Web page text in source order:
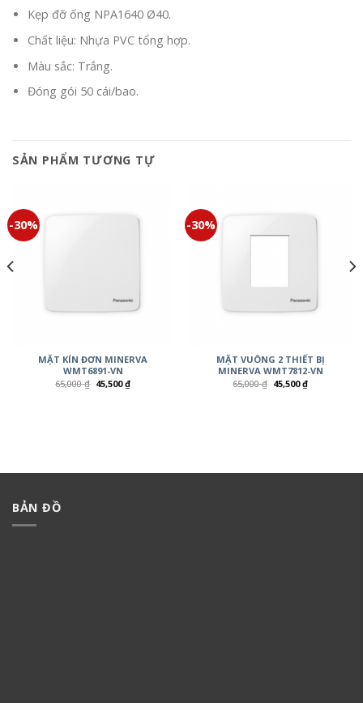
Kẹp đỡ ống NPA1640 Ø40.
Chất liệu: Nhựa PVC tổng hợp.
Màu sắc: Trắng.
Đóng gói 50 cái/bao.
SẢN PHẨM TƯƠNG TỰ
-30%
MẶT KÍN ĐƠN MINERVA
WMT6891-VN
65,000₫ 45,500₫
-30%
MẶT VUÔNG 2 THIẾT BỊ
MINERVA WMT7812-VN
65,000₫ 45,500₫
BẢN ĐỒ